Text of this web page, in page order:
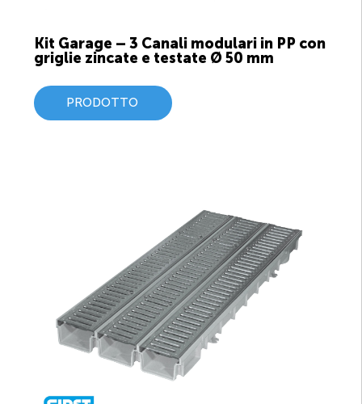
Kit Garage – 3 Canali modulari in PP con
griglie zincate e testate Ø 50 mm
PRODOTTO